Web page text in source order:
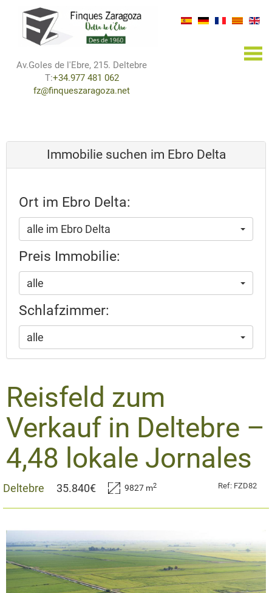
Av.Goles de l'Ebre, 215. Deltebre
T:+34.977 481 062
fz@finqueszaragoza.net
×
Immobilie suchen im Ebro Delta
Ort im Ebro Delta:
alle im Ebro Delta
Preis Immobilie:
alle
Schlafzimmer:
alle
​Reisfeld zum
Verkauf in Deltebre –
4,48 lokale Jornales
Deltebre 35.840€ 9827 m2 Ref: FZD82